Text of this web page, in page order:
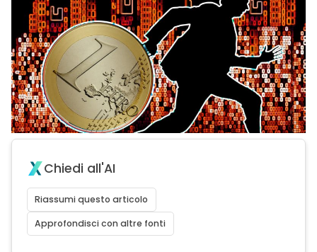
Chiedi all'AI
Riassumi questo articolo
Approfondisci con altre fonti